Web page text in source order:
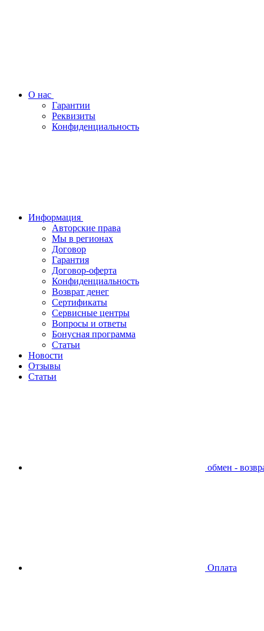
О нас
Гарантии
Реквизиты
Конфиденциальность
Информация
Авторские права
Мы в регионах
Договор
Гарантия
Договор-оферта
Конфиденциальность
Возврат денег
Сертификаты
Сервисные центры
Вопросы и ответы
Бонусная программа
Статьи
Новости
Отзывы
Статьи
обмен -
Оплата